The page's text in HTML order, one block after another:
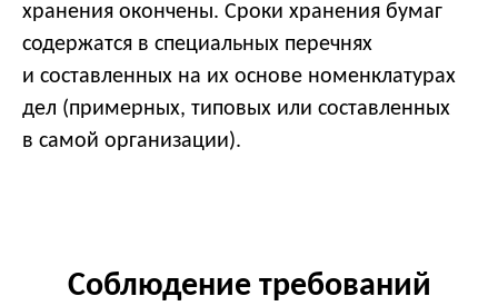
хранения окончены. Сроки хранения бумаг
содержатся в специальных перечнях
и составленных на их основе номенклатурах
дел (примерных, типовых или составленных
в самой организации).
Соблюдение требований